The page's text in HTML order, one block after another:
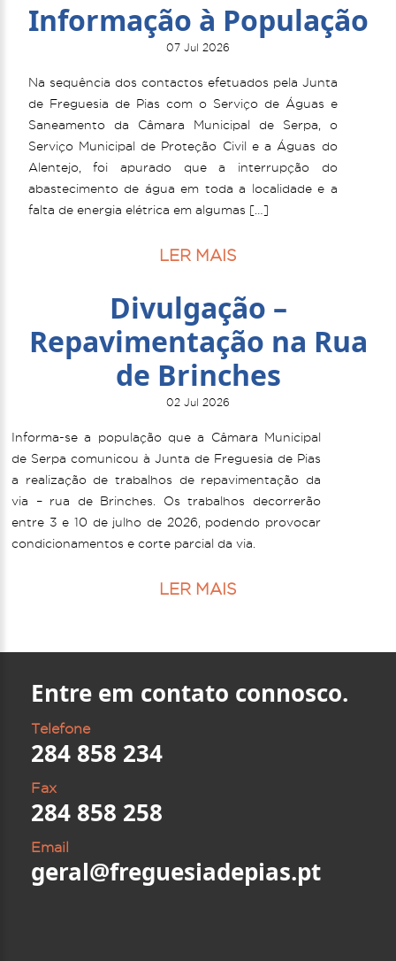
Informação à População
07 Jul 2026
Na sequência dos contactos efetuados pela Junta
de Freguesia de Pias com o Serviço de Águas e
Saneamento da Câmara Municipal de Serpa, o
Serviço Municipal de Proteção Civil e a Águas do
Alentejo, foi apurado que a interrupção do
abastecimento de água em toda a localidade e a
falta de energia elétrica em algumas […]
LER MAIS
Divulgação –
Repavimentação na Rua
de Brinches
02 Jul 2026
Informa-se a população que a Câmara Municipal
de Serpa comunicou à Junta de Freguesia de Pias
a realização de trabalhos de repavimentação da
via – rua de Brinches. Os trabalhos decorrerão
entre 3 e 10 de julho de 2026, podendo provocar
condicionamentos e corte parcial da via.
LER MAIS
Entre em contato connosco.
Telefone
284 858 234
Fax
284 858 258
Email
geral@freguesiadepias.pt